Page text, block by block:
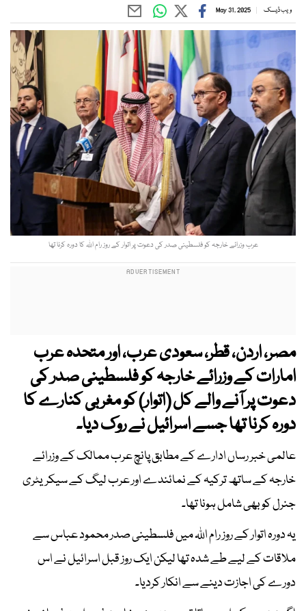
ویب ڈیسک May 31, 2025
عرب وزرائے خارجہ کو فلسطینی صدر کی دعوت پر اتوار کے روز رام اللہ کا دورہ کرنا تھا
مصر، اردن، قطر، سعودی عرب، اور متحدہ عرب
امارات کے وزرائے خارجہ کو فلسطینی صدر کی
دعوت پر آنے والے کل (اتوار) کو مغربی کنارے کا
دورہ کرنا تھا جسے اسرائیل نے روک دیا۔
عالمی خبر رساں ادارے کے مطابق پانچ عرب ممالک کے وزرائے
خارجہ کے ساتھ ترکیہ کے نمائندے اور عرب لیگ کے سیکریٹری
جنرل کو بھی شامل ہونا تھا۔
یہ دورہ اتوار کے روز رام اللہ میں فلسطینی صدر محمود عباس سے
ملاقات کے لیے طے شدہ تھا لیکن ایک روز قبل اسرائیل نے اس
دورے کی اجازت دینے سے انکار کردیا۔